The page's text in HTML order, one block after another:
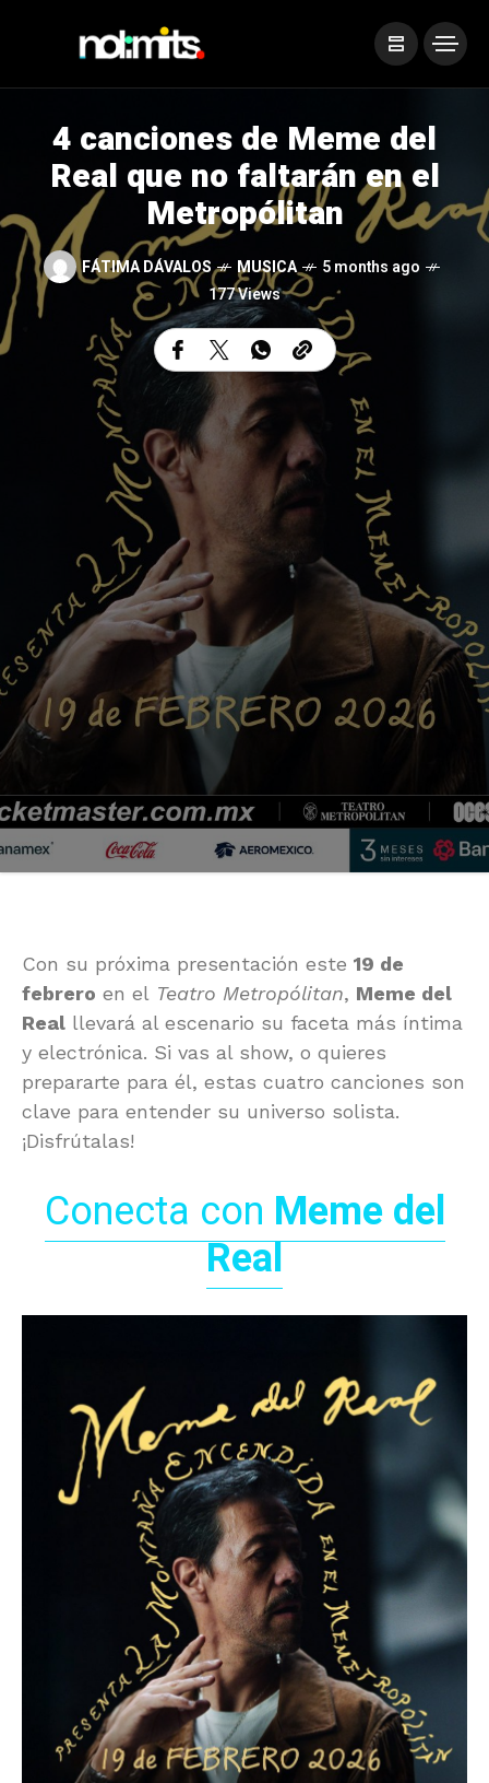
4 canciones de Meme del
Real que no faltarán en el
Metropólitan
FÁTIMA DÁVALOS MUSICA
5 months ago
177 Views
Con su próxima presentación este 19 de
febrero en el Teatro Metropólitan, Meme del
Real llevará al escenario su faceta más íntima
y electrónica. Si vas al show, o quieres
prepararte para él, estas cuatro canciones son
clave para entender su universo solista.
¡Disfrútalas!
Conecta con Meme del
Real